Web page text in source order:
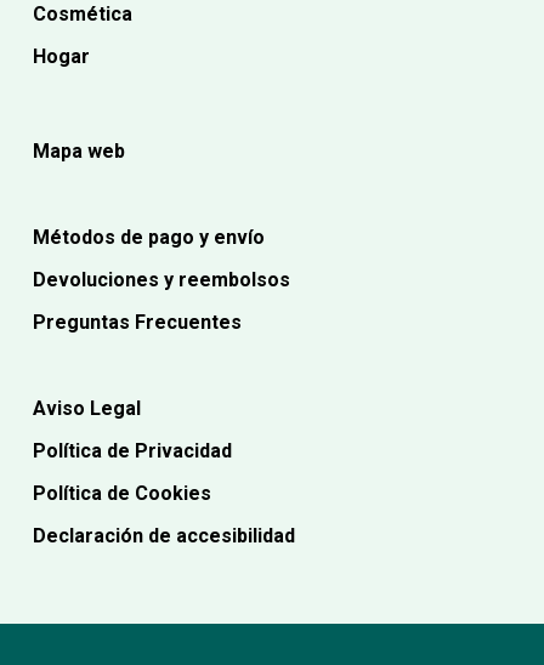
Cosmética
Hogar
Mapa web
Métodos de pago y envío
Devoluciones y reembolsos
Preguntas Frecuentes
Aviso Legal
Política de Privacidad
Política de Cookies
Declaración de accesibilidad